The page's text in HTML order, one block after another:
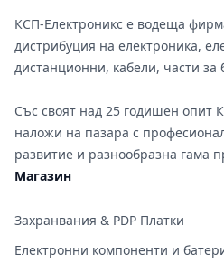
КСП-Електроникс е водеща
дистрибуция на електроника,
дистанционни, кабели, части за
Със своят над 25 годишен опит
наложи на пазара с
развитие и разнообразна гама
Магазин
Захранвания & PDP Платки
Електронни компоненти и